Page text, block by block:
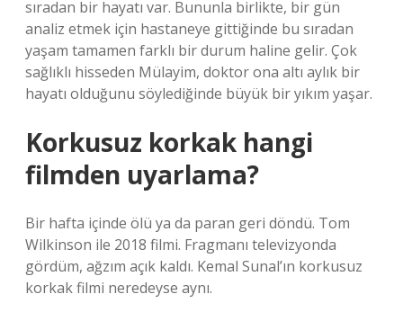
sıradan bir hayatı var. Bununla birlikte, bir gün
analiz etmek için hastaneye gittiğinde bu sıradan
yaşam tamamen farklı bir durum haline gelir. Çok
sağlıklı hisseden Mülayim, doktor ona altı aylık bir
hayatı olduğunu söylediğinde büyük bir yıkım yaşar.
Korkusuz korkak hangi
filmden uyarlama?
Bir hafta içinde ölü ya da paran geri döndü. Tom
Wilkinson ile 2018 filmi. Fragmanı televizyonda
gördüm, ağzım açık kaldı. Kemal Sunal’ın korkusuz
korkak filmi neredeyse aynı.